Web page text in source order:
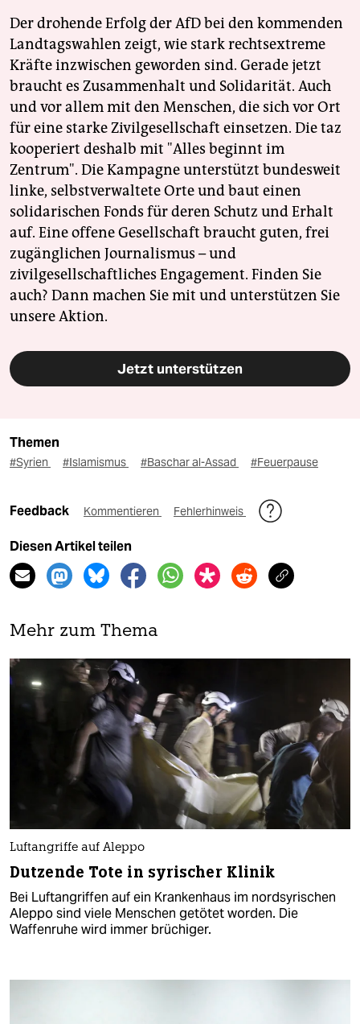
Der drohende Erfolg der AfD bei den kommenden
Landtagswahlen zeigt, wie stark rechtsextreme
Kräfte inzwischen geworden sind. Gerade jetzt
braucht es Zusammenhalt und Solidarität. Auch
und vor allem mit den Menschen, die sich vor Ort
für eine starke Zivilgesellschaft einsetzen. Die taz
kooperiert deshalb mit "Alles beginnt im
Zentrum". Die Kampagne unterstützt bundesweit
linke, selbstverwaltete Orte und baut einen
solidarischen Fonds für deren Schutz und Erhalt
auf. Eine offene Gesellschaft braucht guten, frei
zugänglichen Journalismus – und
zivilgesellschaftliches Engagement. Finden Sie
auch? Dann machen Sie mit und unterstützen Sie
unsere Aktion.
Jetzt unterstützen
Themen
#Syrien #Islamismus #Baschar al-Assad #Feuerpause
Feedback Kommentieren Fehlerhinweis
Diesen Artikel teilen
Mehr zum Thema
Luftangriffe auf Aleppo
Dutzende Tote in syrischer Klinik
Bei Luftangriffen auf ein Krankenhaus im nordsyrischen
Aleppo sind viele Menschen getötet worden. Die
Waffenruhe wird immer brüchiger.